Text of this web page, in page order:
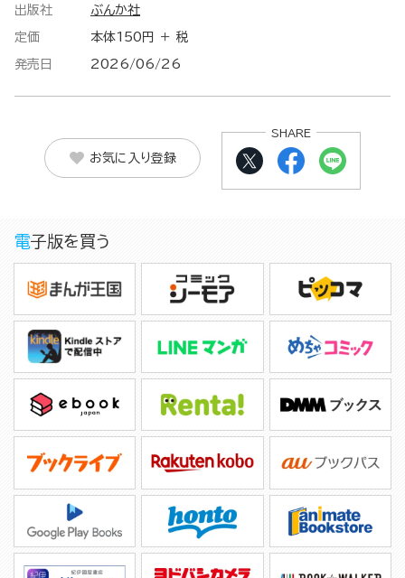
出版社 ぶんか社
定価 本体150円 ＋ 税
発売日 2026/06/26
お気に入り登録
SHARE
電子版を買う